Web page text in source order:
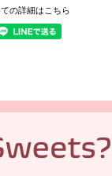
の詳細はこちら